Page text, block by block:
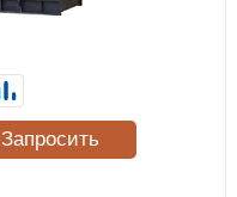
Запросить